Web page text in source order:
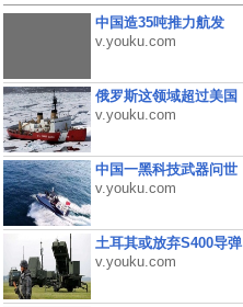
中国造35吨推力航发
v.youku.com
俄罗斯这领域超过美国
v.youku.com
中国一黑科技武器问世
v.youku.com
土耳其或放弃S400导弹
v.youku.com